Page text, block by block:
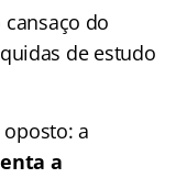
do
de estudo
a
a